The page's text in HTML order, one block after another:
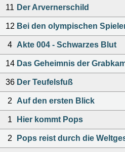
11 Der Arvernerschild
12 Bei den olympischen
4 Akte 004 - Schwarzes Blut
14 Das Geheimnis der
36 Der Teufelsfuß
2 Auf den ersten Blick
1 Hier kommt Pops
2 Pops reist durch die